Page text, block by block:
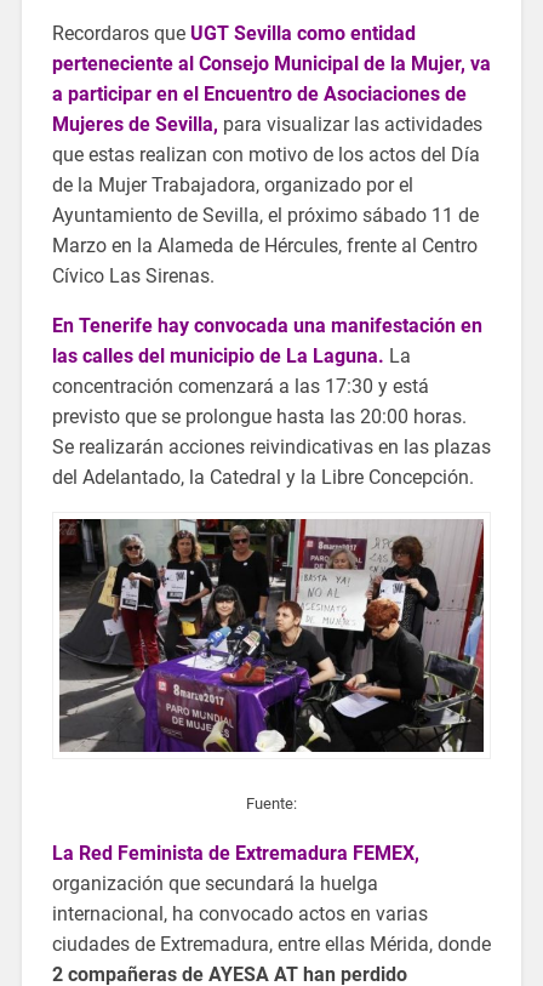
Recordaros que UGT Sevilla como entidad
perteneciente al Consejo Municipal de la Mujer, va
a participar en el Encuentro de Asociaciones de
Mujeres de Sevilla, para visualizar las actividades
que estas realizan con motivo de los actos del Día
de la Mujer Trabajadora, organizado por el
Ayuntamiento de Sevilla, el próximo sábado 11 de
Marzo en la Alameda de Hércules, frente al Centro
Cívico Las Sirenas.
En Tenerife hay convocada una manifestación en
las calles del municipio de La Laguna. La
concentración comenzará a las 17:30 y está
previsto que se prolongue hasta las 20:00 horas.
Se realizarán acciones reivindicativas en las plazas
del Adelantado, la Catedral y la Libre Concepción.
Fuente:
La Red Feminista de Extremadura FEMEX,
organización que secundará la huelga
internacional, ha convocado actos en varias
ciudades de Extremadura, entre ellas Mérida, donde
2 compañeras de AYESA AT han perdido